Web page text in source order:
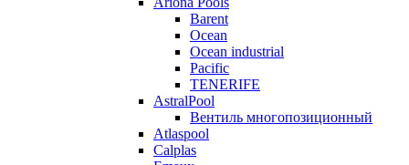
Barent
Ocean
Ocean industrial
Pacific
TENERIFE
AstralPool
Вентиль многопозиционный
Atlaspool
Calplas